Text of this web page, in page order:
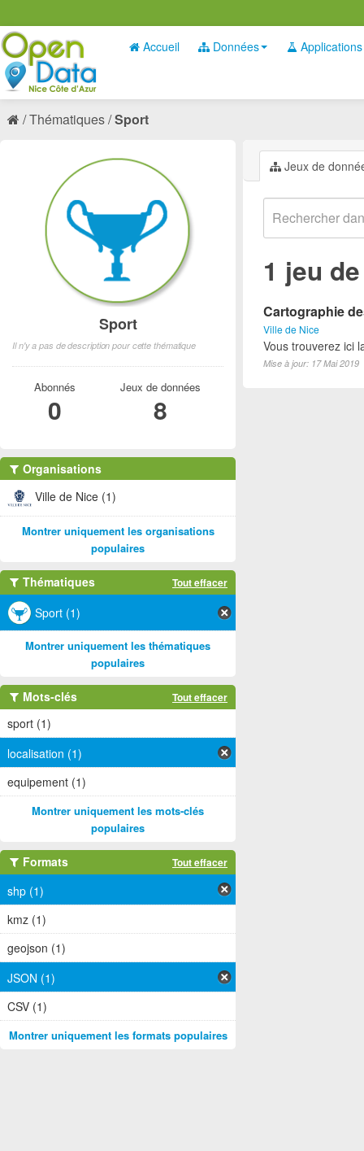
Accueil Données Applications
Thématiques Sport
Jeux de
1 jeu
Cartographie
Ville de Nice
Vous trouverez ici
Mise à jour: 17 Mai 2019
Sport
Il n'y a pas de description pour cette thématique
Abonnés
0
Jeux de données
8
Organisations
Ville de Nice (1)
Montrer uniquement les organisations
populaires
Thématiques Tout effacer
Sport (1)
Montrer uniquement les thématiques
populaires
Mots-clés Tout effacer
sport (1)
localisation (1)
equipement (1)
Montrer uniquement les mots-clés
populaires
Formats Tout effacer
shp (1)
kmz (1)
geojson (1)
JSON (1)
CSV (1)
Montrer uniquement les formats populaires